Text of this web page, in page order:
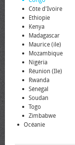
Côte d'Ivoire
Ethiopie
Kenya
Madagascar
Maurice (ile)
Mozambique
Nigéria
Réunion (Ile)
Rwanda
Sénégal
Soudan
Togo
Zimbabwe
Océanie